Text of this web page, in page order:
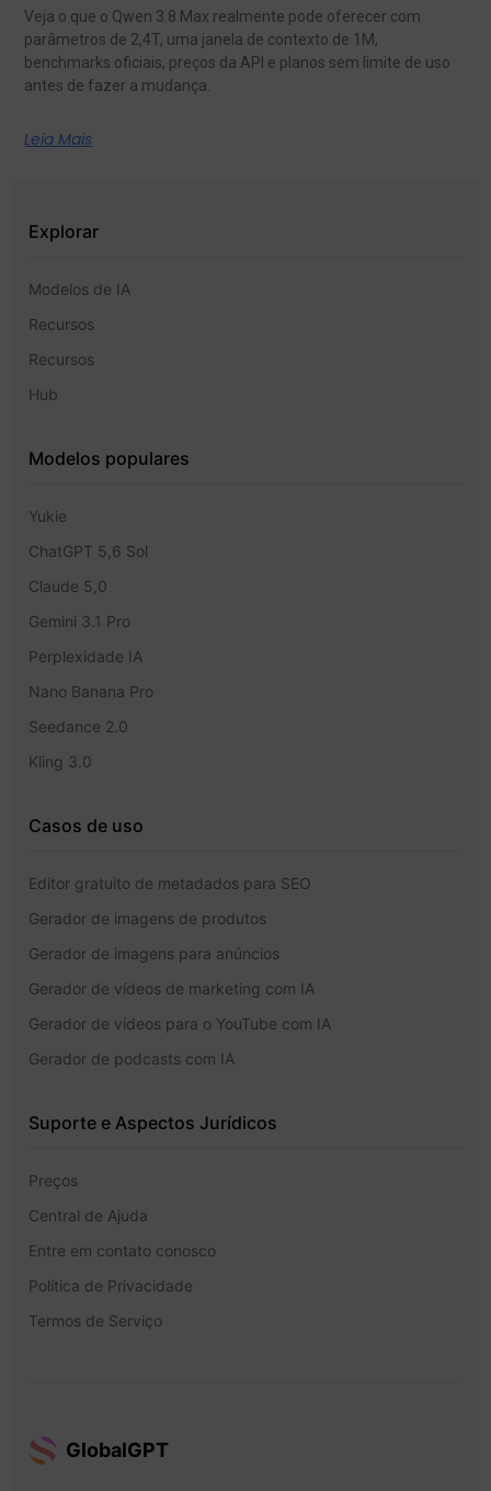
Veja o que o Qwen 3.8 Max realmente pode oferecer com
parâmetros de 2,4T, uma janela de contexto de 1M,
benchmarks oficiais, preços da API e planos sem limite de uso
antes de fazer a mudança.
Leia Mais
Explorar
Modelos de IA
Recursos
Recursos
Hub
Modelos populares
Yukie
ChatGPT 5,6 Sol
Claude 5,0
Gemini 3.1 Pro
Perplexidade IA
Nano Banana Pro
Seedance 2.0
Kling 3.0
Casos de uso
Editor gratuito de metadados para SEO
Gerador de imagens de produtos
Gerador de imagens para anúncios
Gerador de vídeos de marketing com IA
Gerador de vídeos para o YouTube com IA
Gerador de podcasts com IA
Suporte e Aspectos Jurídicos
Preços
Central de Ajuda
Entre em contato conosco
Política de Privacidade
Termos de Serviço
GlobalGPT